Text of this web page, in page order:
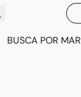
BUSCA POR